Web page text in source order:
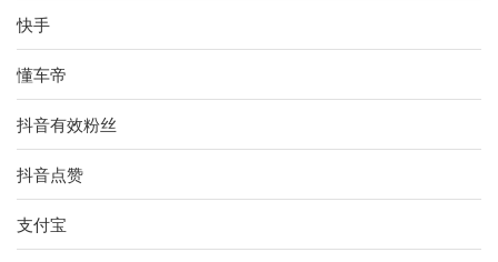
快手
懂车帝
抖音有效粉丝
抖音点赞
支付宝